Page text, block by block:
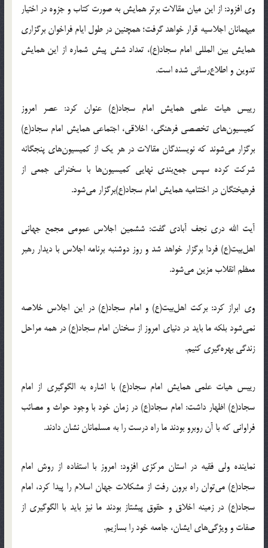
وی افزود: از این میان مقالات برتر همایش به صورت کتاب و جزوه در اختیار
میهمانان اجلاسیه قرار خواهد گرفت؛ همچنین در طول ایام فراخوان برگزاری
همایش بین المللی امام سجاد(ع)، تعداد شش پیش شماره از این همایش
تدوین و اطلاع‌رسانی شده است.
رییس هیات علمی همایش امام سجاد(ع) عنوان کرد: عصر امروز
کمیسیون‌های تخصصی فرهنگی، اخلاقی، اجتماعی همایش امام سجاد(ع)
برگزار می‌شوند که نویسندگان مقالات در هر یک از کمیسیون‌های پنجگانه
شرکت کرده سپس جمع‌بندی نهایی کمیسیون‌ها با سخنرانی جمعی از
فرهیختگان در اختتامیه همایش امام سجاد(ع)برگزار می‌شود.
آیت الله دری نجف آبادی گفت: ششمین اجلاس عمومی مجمع جهانی
اهل‌بیت(ع) فردا برگزار خواهد شد و روز دوشنبه برنامه‌ اجلاس با دیدار رهبر
معظم انقلاب مزین می‌شود.
وی ابراز کرد: برکت اهل‌بیت(ع) و امام سجاد(ع) در این اجلاس خلاصه
نمی‌شود بلکه ما باید در دنیای امروز از سخنان امام سجاد(ع) در همه مراحل
زندگی بهره‌گیری کنیم.
رییس هیات علمی همایش امام سجاد(ع) با اشاره به الگوگیری از امام
سجاد(ع) اظهار داشت: امام سجاد(ع) در زمان خود با وجود حواث و مصائب
فراوانی که با آن روبرو بودند ما راه درست را به مسلمانان نشان دادند.
نماینده ولی فقیه در استان مرکزی افزود: امروز با استفاده از روش امام
سجاد(ع) می‌توان راه برون رفت از مشکلات جهان اسلام را پیدا کرد، امام
سجاد(ع) در زمینه اخلاق و حقوق پیشتاز بودند ما نیز باید با الگوگیری از
صفات و ویژگی‌های ایشان، جامعه خود را بسازیم.